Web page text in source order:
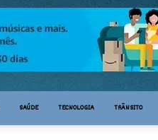
SAÚDE TECNOLOGIA TRÂNSITO